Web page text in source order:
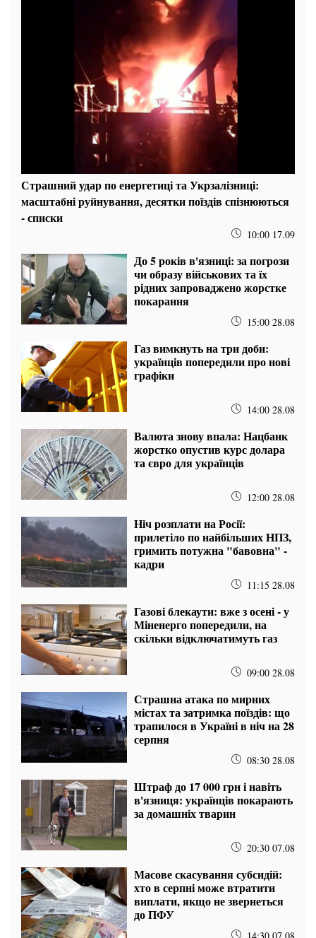
Страшний удар по енергетиці та Укрзалізниці:
масштабні руйнування, десятки поїздів спізнюються
- списки
10:00 17.09
До 5 років в'язниці: за погрози
чи образу військових та їх
рідних запроваджено жорстке
покарання
15:00 28.08
Газ вимкнуть на три доби:
українців попередили про нові
графіки
14:00 28.08
Валюта знову впала: Нацбанк
жорстко опустив курс долара
та євро для українців
12:00 28.08
Ніч розплати на Росії:
прилетіло по найбільших НПЗ,
гримить потужна "бавовна" -
кадри
11:15 28.08
Газові блекаути: вже з осені - у
Міненерго попередили, на
скільки відключатимуть газ
09:00 28.08
Страшна атака по мирних
містах та затримка поїздів: що
трапилося в Україні в ніч на 28
серпня
08:30 28.08
Штраф до 17 000 грн і навіть
в'язниця: українців покарають
за домашніх тварин
20:30 07.08
Масове скасування субсидій:
хто в серпні може втратити
виплати, якщо не звернеться
до ПФУ
14:30 07.08